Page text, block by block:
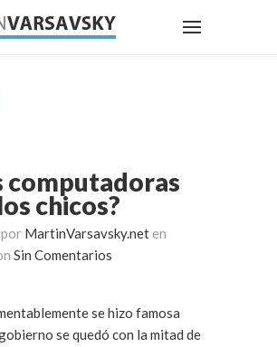
computadoras
chicos?
MartinVarsavsky.net en
Sin Comentarios
se hizo famosa
se quedó con la mitad de